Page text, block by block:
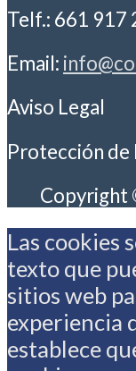
Telf.: 661 917
Email:
Aviso Legal
Protección de
Copyright
Las cookies
texto que
sitios web
experiencia
establece